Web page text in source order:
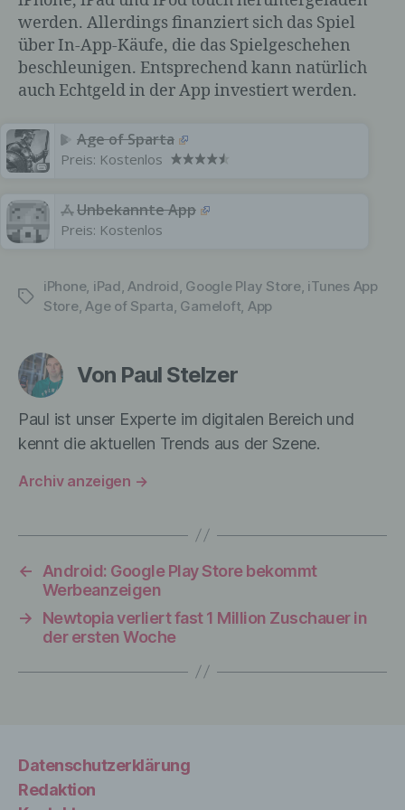
werden. Allerdings finanziert sich das Spiel
über In-App-Käufe, die das Spielgeschehen
beschleunigen. Entsprechend kann natürlich
auch Echtgeld in der App investiert werden.
Age of Sparta
Preis: Kostenlos
Unbekannte App
Preis: Kostenlos
Schlagwörter
iPhone, iPad ,Android Google Play Store, iTunes App
Store,Age of Sparta Gameloft App
Von Paul Stelzer
Paul ist unser Experte im digitalen Bereich und
kennt die aktuellen Trends aus der Szene.
Archiv anzeigen →
←
Android: Google Play Store bekommt
Werbeanzeigen
→
Newtopia verliert fast 1 Million Zuschauer in
der ersten Woche
Datenschutzerklärung
Redaktion
Zuordnung zu einer Kennung wie einem
Namen, zu einer Kennnummer, zu
Standortdaten, zu einer Online-Kennung
oder zu einem oder mehreren besonderen
Merkmalen, die Ausdruck der physischen,
psychischen, wirtschaftlichen, kulturellen
oder sozialen Identität dieser natürlichen
Betroffene Person ist jede identifizierte
oder identifizierbare natürliche Person,
verarbeitet werden.
c) Verarbeitung
Verarbeitung ist jeder mit oder ohne Hilfe
im Zusammenhang mit
Erheben, das Erfassen, die Organisation,
das Ordnen, die Speicherung, die
Anpassung oder Veränderung, das
Auslesen, das Abfragen, die Verwendung,
Verbreitung oder eine andere Form der
d) Einschränkung der Verarbeitung